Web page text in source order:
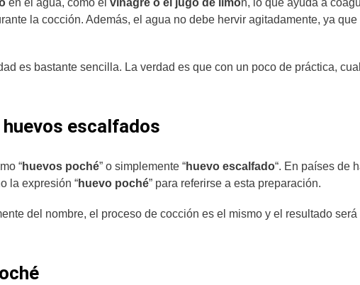
la cocción. Además, el agua no debe hervir agitadamente, ya que
es bastante sencilla. La verdad es que con un poco de práctica,
escalfados
“huevos poché” o simplemente “huevo escalfado“. En países de
la expresión “huevo poché” para referirse a esta preparación.
del nombre, el proceso de cocción es el mismo y el resultado será